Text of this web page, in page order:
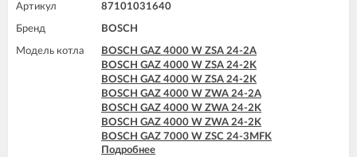
Артикул 87101031640
Бренд BOSCH
Модель котла
BOSCH GAZ 4000 W ZSA 24-2A
BOSCH GAZ 4000 W ZSA 24-2K
BOSCH GAZ 4000 W ZSA 24-2K
BOSCH GAZ 4000 W ZWA 24-2A
BOSCH GAZ 4000 W ZWA 24-2K
BOSCH GAZ 4000 W ZWA 24-2K
BOSCH GAZ 7000 W ZSC 24-3MFK
BOSCH GAZ 7000 W ZWC 24-3MFA
Подробнее